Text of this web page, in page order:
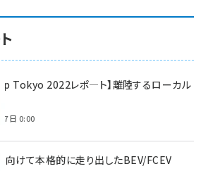
Tokyo 2022レポ—ト】離陸するローカル
7日 0:00
向けて本格的に走り出したBEV/FCEV